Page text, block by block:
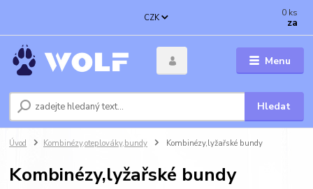
Menu
CZK
Hledat
0 ks
za
Úvod Kombinézy,oteplováky,bundy Kombinézy,lyžařské bundy
Kombinézy,lyžařské bundy